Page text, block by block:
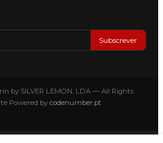
Subscrever
by SILVER LEMON, LDA — All Rights
Powered by codenumber.pt